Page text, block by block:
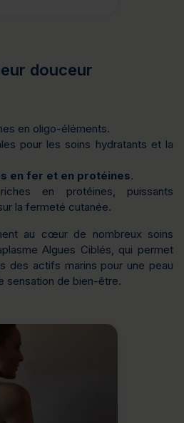
douceur
en oligo-éléments.
pour les soins hydratants et la
en fer et en protéines.
en protéines, puissants
la fermeté cutanée.
au cœur de nombreux soins
Algues Ciblés, qui permet
des actifs marins pour une peau
sensation de bien-être.